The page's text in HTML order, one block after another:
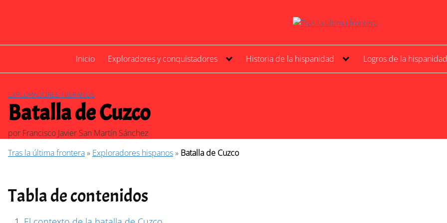
Inicio Exploradores y conquistadores Historia de la hispanidad Logros de la hispanidad
EXPLORADORES HISPANOS
Batalla de Cuzco
por Francisco Javier San Martín Sánchez
Tras la última frontera» Exploradores hispanos» Batalla de Cuzco
Tabla de contenidos